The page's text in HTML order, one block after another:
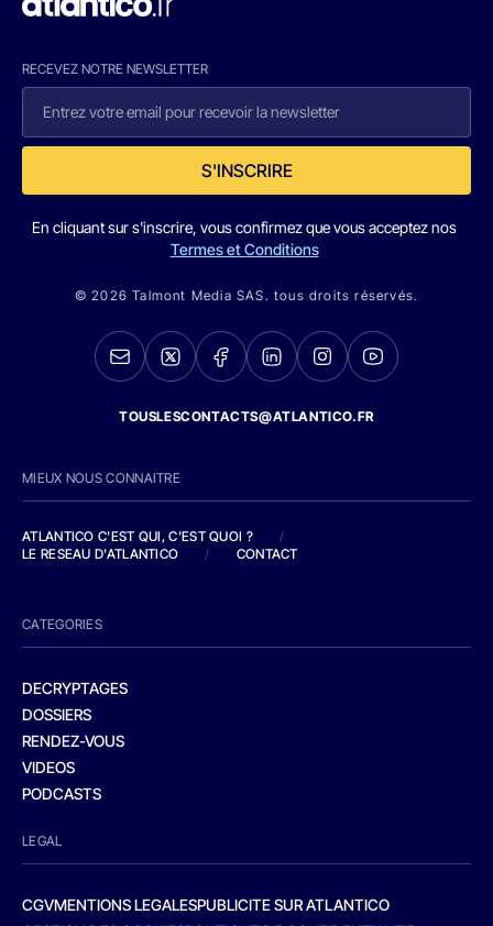
RECEVEZ NOTRE NEWSLETTER
S'INSCRIRE
En cliquant sur s'inscrire, vous confirmez que vous acceptez nos
Termes et Conditions
© 2026 Talmont Media SAS. tous droits réservés.
TOUSLESCONTACTS@ATLANTICO.FR
MIEUX NOUS CONNAITRE
ATLANTICO C'EST QUI, C'EST QUOI ?
/
LE RESEAU D'ATLANTICO
/ CONTACT
CATEGORIES
DECRYPTAGES
DOSSIERS
RENDEZ-VOUS
VIDEOS
PODCASTS
LEGAL
CGVMENTIONS LEGALESPUBLICITE SUR ATLANTICO